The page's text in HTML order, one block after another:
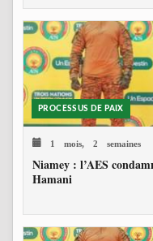
PROCESSUS DE PAIX
1 mois, 2 semaines
Niamey : l’AES
Hamani